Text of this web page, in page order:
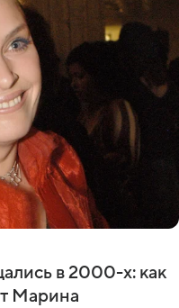
в 2000-х: как
Марина